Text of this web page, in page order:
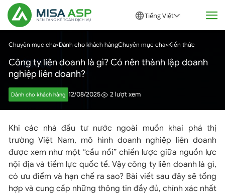
Tiếng Việt
Chuyên mục cha>Dành cho khách hàngChuyên mục cha>Kiến thức
Công ty liên doanh là gì? Có nên thành lập doanh
nghiệp liên doanh?
Dành cho khách hàng 12/08/2025 2 lượt xem
Khi các nhà đầu tư nước ngoài muốn khai phá thị
trường Việt Nam, mô hình doanh nghiệp liên doanh
được xem như một “cầu nối” chiến lược giữa nguồn lực
nội địa và tiềm lực quốc tế. Vậy công ty liên doanh là gì,
có ưu điểm và hạn chế ra sao? Bài viết sau đây sẽ tổng
hợp và cung cấp những thông tin đầy đủ, chính xác nhất